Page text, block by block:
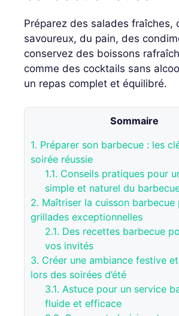
Préparez des salades fraîches,
savoureux, du pain, des
conservez des boissons
comme des cocktails sans
un repas complet et équilibré.
Sommaire
1. Préparer son barbecue : les
soirée réussie
1.1. Conseils pratiques pour
simple et naturel du
2. Maîtriser la cuisson barbecue
grillades exceptionnelles
2.1. Des recettes barbecue
vos invités
3. Créer une ambiance festive
lors des soirées d’été
3.1. Astuce pour un service
fluide et efficace